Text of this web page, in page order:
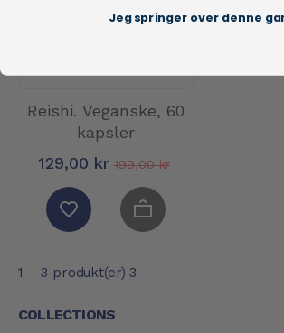
Reishi. Veganske, 60
kapsler
129,00 kr 199,00 kr
1 – 3 produkt(er) 3
COLLECTIONS
Jeg springer over denne